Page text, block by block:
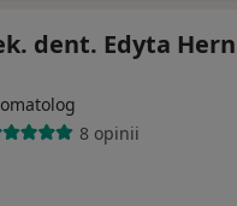
dent. Edyta
8 opinii